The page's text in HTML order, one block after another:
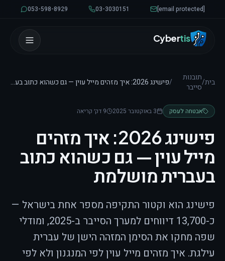
דלגו לתוכן[email protected]
03-3030151
053-598-8929
Cybertis
בית/תובנות
סייבר
/ פישינג 2026: איך מזהים מייל עוין — גם כשהוא כתוב בעברית מושלמת
אבטחה לעסק 3 באוקטובר 2025 9 דק׳ קריאה
פישינג 2026: איך מזהים
מייל עוין — גם כשהוא כתוב
בעברית מושלמת
פישינג הוא וקטור התקיפה מספר אחת בישראל —
כ-13,700 דיווחים למערך הסייבר ב-2025, ומודלי
שפה מחקו את הסימן המזהה הישן של עברית
עילגת. איך מזהים מייל עוין לפי המנגנון ולא לפי